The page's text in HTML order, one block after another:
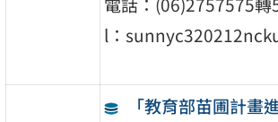
l：
「教育部苗圃計畫